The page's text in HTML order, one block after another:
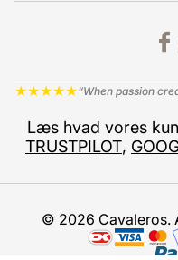
★★★★★“When passion
Læs hvad vores
TRUSTPILOT,
© 2026 Cavaleros.